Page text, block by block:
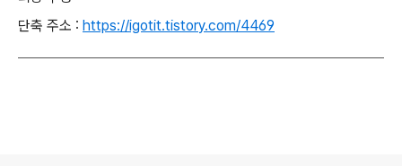
단축 주소 : https://igotit.tistory.com/4469